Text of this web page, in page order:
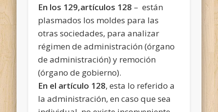
En los 129,artículos 128 – están
plasmados los moldes para las
otras sociedades, para analizar
régimen de administración (órgano
de administración) y remoción
(órgano de gobierno).
En el artículo 128, esta lo referido a
la administración, en caso que sea